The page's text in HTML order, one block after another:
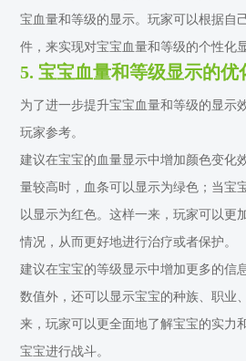
宝血量和等级的显示。玩家可以根据自
件，来实现对宝宝血量和等级的个性化
5. 宝宝血量和等级显示的优
为了进一步提升宝宝血量和等级的显示
玩家参考。
建议在宝宝的血量显示中增加颜色变化
量较高时，血条可以显示为绿色；当宝
以显示为红色。这样一来，玩家可以更
情况，从而更好地进行治疗或者保护。
建议在宝宝的等级显示中增加更多的信
数值外，还可以显示宝宝的种族、职业
来，玩家可以更全面地了解宝宝的实力
宝宝进行战斗。